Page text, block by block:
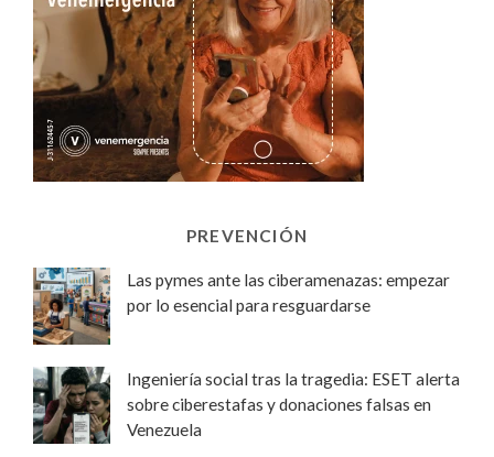
PREVENCIÓN
Las pymes ante las ciberamenazas: empezar
por lo esencial para resguardarse
Ingeniería social tras la tragedia: ESET alerta
sobre ciberestafas y donaciones falsas en
Venezuela